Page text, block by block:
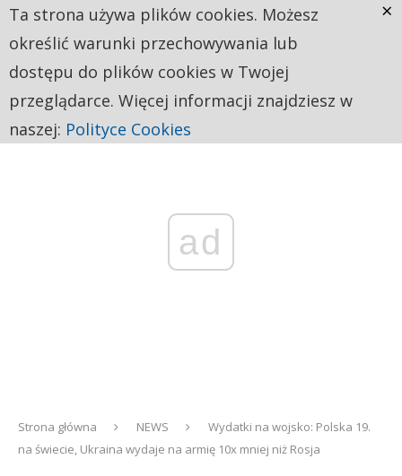
ad
Strona główna NEWS
Wydatki na wojsko: Polska 19.
na świecie, Ukraina wydaje na armię 10x mniej niż Rosja
Ta strona używa plików cookies. Możesz
określić warunki przechowywania lub
dostępu do plików cookies w Twojej
przeglądarce. Więcej informacji znajdziesz w
naszej: Polityce Cookies
×